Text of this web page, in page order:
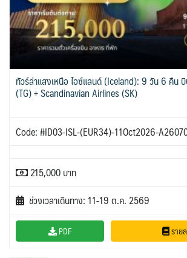
ทัวร์ล่าแสงเหนือ ไอซ์แลนด์ (Iceland): 9 วัน 6 คืน
(TG) + Scandinavian Airlines (SK)
Code: #ID03-ISL-(EUR34)-11Oct2026-
215,000 บาท
ช่วงเวลาเดินทาง: 11-19 ต.ค. 2569
PDF ราย